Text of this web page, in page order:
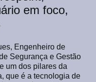
em foco,
Engenheiro de
Segurança e Gestão
um dos pilares da
que é a tecnologia de